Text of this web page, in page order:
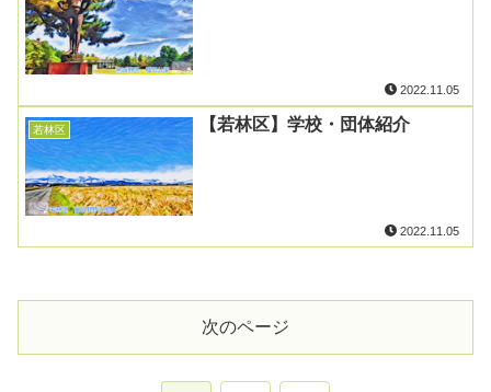
2022.11.05
若林区 【若林区】学校・団体紹介
2022.11.05
次のページ